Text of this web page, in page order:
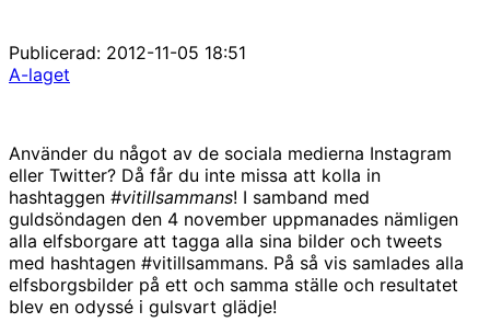
Publicerad: 2012-11-05 18:51
A-laget
Använder du något av de sociala medierna Instagram
eller Twitter? Då får du inte missa att kolla in
hashtaggen #vitillsammans! I samband med
guldsöndagen den 4 november uppmanades nämligen
alla elfsborgare att tagga alla sina bilder och tweets
med hashtagen #vitillsammans. På så vis samlades alla
elfsborgsbilder på ett och samma ställe och resultatet
blev en odyssé i gulsvart glädje!